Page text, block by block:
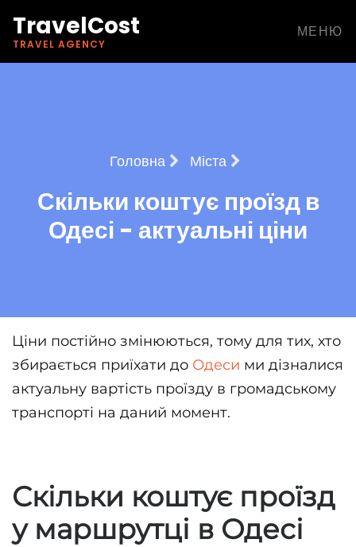
TravelCost
TRAVEL AGENCY
МЕНЮ
Головна Міста
Скільки коштує проїзд в
Одесі - актуальні ціни
Ціни постійно змінюються, тому для тих, хто
збирається приїхати до Одеси ми дізналися
актуальну вартість проїзду в громадському
транспорті на даний момент.
Скільки коштує проїзд
у маршрутці в Одесі